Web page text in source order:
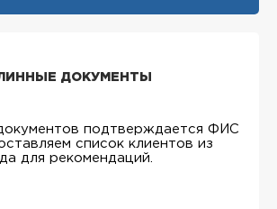
ДОКУМЕНТЫ
подтверждается ФИС
список клиентов из
для рекомендаций.